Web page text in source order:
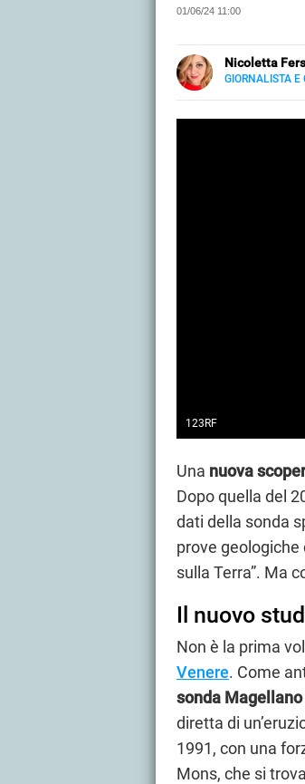
01/06/24 11:00
Nicoletta
GIORNALISTA E
123RF
Una nuova
Dopo quella del
dati della sonda
prove geologiche
sulla Terra”. Ma
Il nuovo
Non è la prima
Venere. Come
sonda
diretta di
1991, con una
Mons, che si